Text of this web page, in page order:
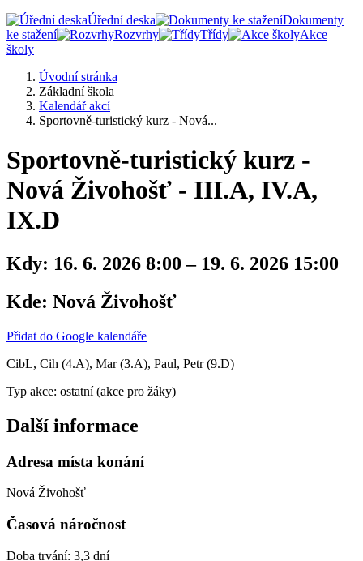
Úřední deska
Dokumenty
ke stažení
Rozvrhy Třídy
Akce
školy
Úvodní stránka
Základní škola
Kalendář akcí
Sportovně-turistický kurz - Nová...
Sportovně-turistický kurz -
Nová Živohošť - III.A, IV.A,
IX.D
Kdy: 16. 6. 2026 8:00 – 19. 6. 2026 15:00
Kde: Nová Živohošť
Přidat do Google kalendáře
CibL, Cih (4.A), Mar (3.A), Paul, Petr (9.D)
Typ akce: ostatní (akce pro žáky)
Další informace
Adresa místa konání
Nová Živohošť
Časová náročnost
Doba trvání: 3,3 dní